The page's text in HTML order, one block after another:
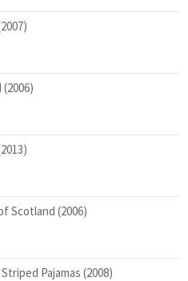
Scotland (2006)
Pajamas (2008)